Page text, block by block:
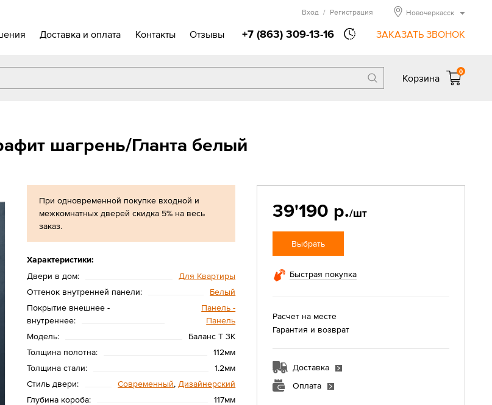
Доставка и оплата Контакты Отзывы +7 (863) 309-13-16 ЗАКАЗАТЬ ЗВОНОК
Вход / Регистрация Новочеркасск
Корзина
0
шагрень/Гланта белый
При одновременной покупке входной и
межкомнатных дверей скидка 5% на весь
заказ.
Характеристики:
Двери в дом:
Для Квартиры
Оттенок внутренней панели:
Белый
Покрытие внешнее -
внутреннее:
Панель -
Панель
Модель:
Баланс T 3К
Толщина полотна:
112мм
Толщина стали:
1.2мм
Стиль двери:
Современный, Дизайнерский
Глубина короба:
117мм
39'190 р./шт
Выбрать
Быстрая покупка
Расчет на месте
Гарантия и возврат
Доставка
Оплата